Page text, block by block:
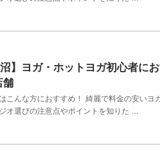
沼】ヨガ・ホットヨガ初心者に
舗
こんな方におすすめ！ 綺麗で料金の安いヨ
オ選びの注意点やポイントを知りた ...